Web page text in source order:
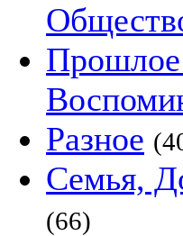
Разное
Семья,
(66)